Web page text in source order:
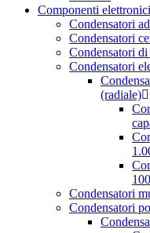
Componenti
Condensatori
Condensatori
Condensatori
Condensatori
(radiale)
Condensatori
Condensatori